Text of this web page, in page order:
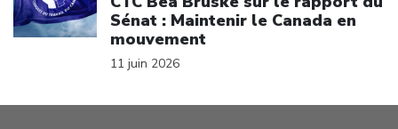
Sénat : Maintenir le Canada en
mouvement
11 juin 2026